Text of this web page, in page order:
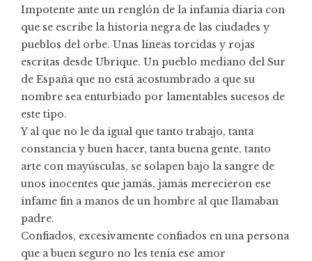
Impotente ante un renglón de la infamia diaria con
que se escribe la historia negra de las ciudades y
pueblos del orbe. Unas líneas torcidas y rojas
escritas desde Ubrique. Un pueblo mediano del Sur
de España que no está acostumbrado a que su
nombre sea enturbiado por lamentables sucesos de
este tipo.
Y al que no le da igual que tanto trabajo, tanta
constancia y buen hacer, tanta buena gente, tanto
arte con mayúsculas, se solapen bajo la sangre de
unos inocentes que jamás, jamás merecieron ese
infame fin a manos de un hombre al que llamaban
padre.
Confiados, excesivamente confiados en una persona
que a buen seguro no les tenía ese amor